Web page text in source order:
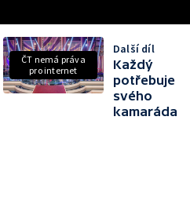
ČT nemá práva
pro internet
Další díl
Každý
potřebuje
svého
kamaráda